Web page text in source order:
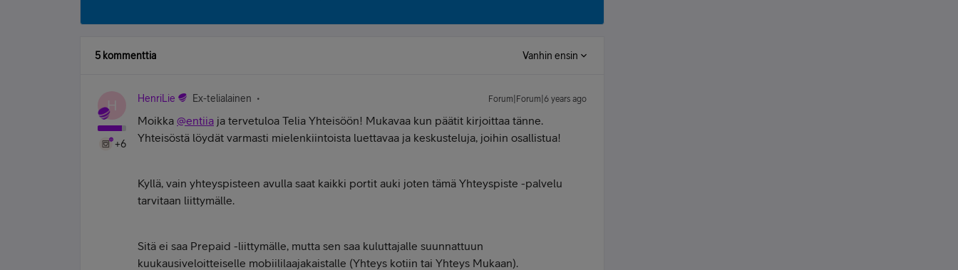
5 kommenttia Vanhin ensin
H
+6
HenriLie Ex-telialainen Forum|Forum|6 years ago
Moikka @entiia ja tervetuloa Telia Yhteisöön! Mukavaa kun päätit kirjoittaa tänne.
Yhteisöstä löydät varmasti mielenkiintoista luettavaa ja keskusteluja, joihin osallistua!
Kyllä, vain yhteyspisteen avulla saat kaikki portit auki joten tämä Yhteyspiste -palvelu
tarvitaan liittymälle.
Sitä ei saa Prepaid -liittymälle, mutta sen saa kuluttajalle suunnattuun
kuukausiveloitteiselle mobiililaajakaistalle (Yhteys kotiin tai Yhteys Mukaan).